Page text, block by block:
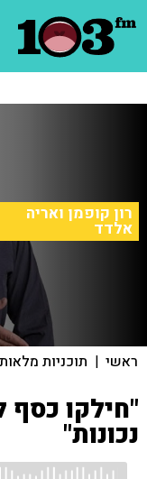
רון קופמן ואריה
אלדד
ראשי | תוכניות מלאות
"חילקו כסף
נכונות"